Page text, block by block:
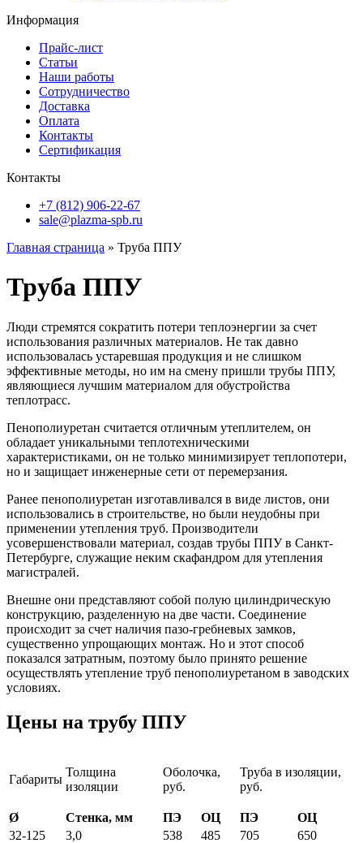
Информация
Прайс-лист
Статьи
Наши работы
Сотрудничество
Доставка
Оплата
Контакты
Сертификация
Контакты
+7 (812) 906-22-67
sale@plazma-spb.ru
Главная страница » Труба ППУ
Труба ППУ
Люди стремятся сократить потери теплоэнергии за счет
использования различных материалов. Не так давно
использовалась устаревшая продукция и не слишком
эффективные методы, но им на смену пришли трубы ППУ,
являющиеся лучшим материалом для обустройства
теплотрасс.
Пенополиуретан считается отличным утеплителем, он
обладает уникальными теплотехническими
характеристиками, он не только минимизирует теплопотери,
но и защищает инженерные сети от перемерзания.
Ранее пенополиуретан изготавливался в виде листов, они
использовались в строительстве, но были неудобны при
применении утепления труб. Производители
усовершенствовали материал, создав трубы ППУ в Санкт-
Петербурге, служащие неким скафандром для утепления
магистралей.
Внешне они представляют собой полую цилиндрическую
конструкцию, разделенную на две части. Соединение
происходит за счет наличия пазо-гребневых замков,
существенно упрощающих монтаж. Но и этот способ
показался затратным, поэтому было принято решение
осуществлять утепление труб пенополиуретаном в заводских
условиях.
Цены на трубу ППУ
Габариты
Толщина
изоляции
Оболочка,
руб.
Труба в изоляции,
руб.
Ø Стенка, мм ПЭ ОЦ ПЭ
ОЦ
32-125
3,0 538 485 705
650